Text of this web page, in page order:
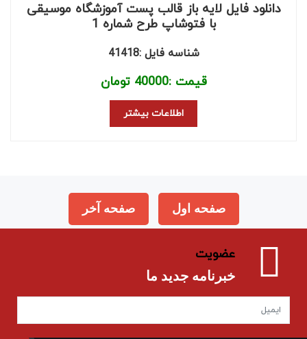
دانلود فایل لایه باز قالب پست آموزشگاه موسیقی
با فتوشاپ طرح شماره 1
شناسه فایل :41418
قیمت :40000 تومان
اطلاعات بیشتر
صفحه اول صفحه آخر
عضویت
خبرنامه جدید ما